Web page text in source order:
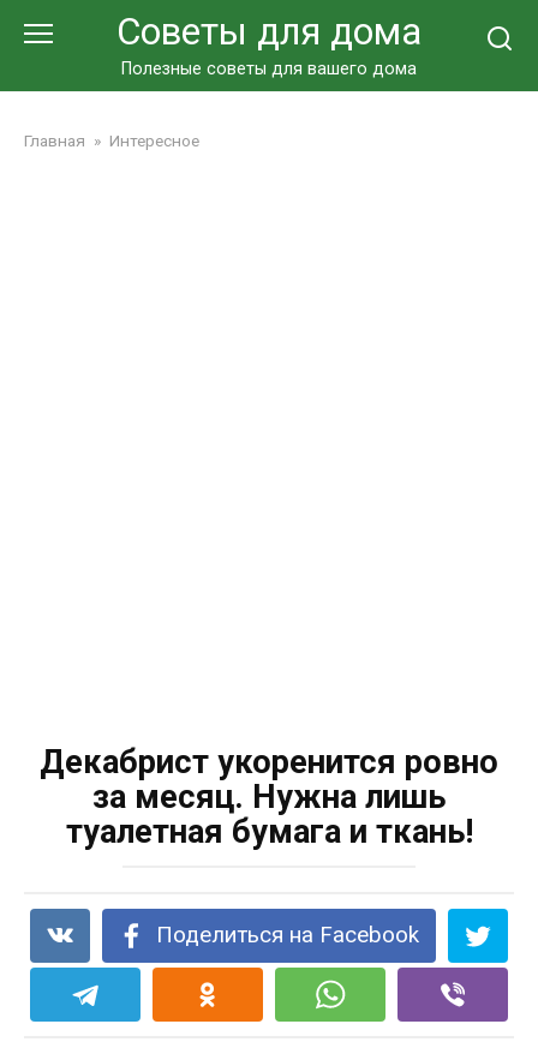
Советы для дома
Полезные советы для вашего дома
Главная » Интересное
Декабрист укоренится ровно
за месяц. Нужна лишь
туалетная бумага и ткань!
Поделиться на Facebook